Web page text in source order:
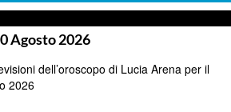
Agosto 2026
dell’oroscopo di Lucia Arena per il
2026